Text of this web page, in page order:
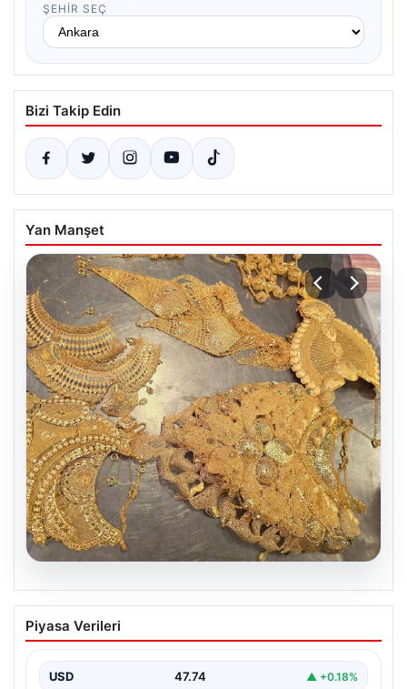
ŞEHIR SEÇ
Bizi Takip Edin
Yan Manşet
07.08.2026
Türkiye sınırında yakalandı. Toplam
değerleri 500 bin euronun üzerinde
bin euronun üzerinde değere ulaştı”, “content”: “…
Piyasa Verileri
USD 47.74 ▲ +0.18%